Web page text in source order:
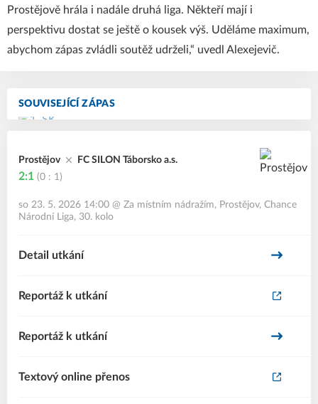
SOUVISEJÍCÍ ZÁPAS
Prostějov FC SILON Táborsko a.s.
2:1 (0 : 1)
so 23. 5. 2026 14:00 @ Za místním nádražím, Prostějov, Chance
Národní Liga, 30. kolo
Detail utkání
Reportáž k utkání
Reportáž k utkání
Textový online přenos
Prostějově hrála i nadále druhá liga. Někteří mají i
perspektivu dostat se ještě o kousek výš. Uděláme maximum,
abychom zápas zvládli soutěž udrželi,“ uvedl Alexejevič.